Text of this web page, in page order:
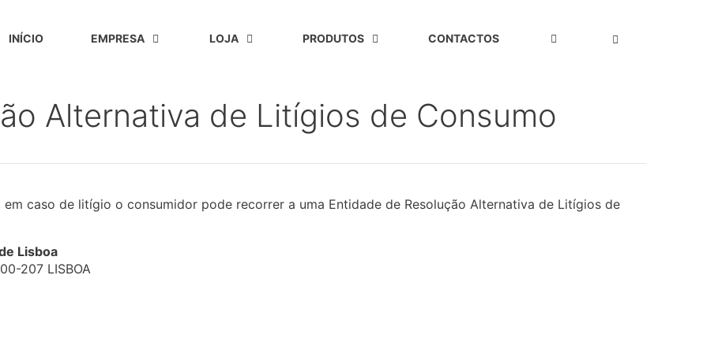
INÍCIO EMPRESA LOJA PRODUTOS CONTACTOS
Alternativa de Litígios de Consumo
caso de litígio o consumidor pode recorrer a uma Entidade de Resolução Alternativa de Litígios de
Lisboa
207 LISBOA